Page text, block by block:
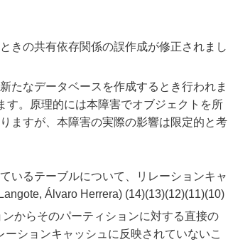
きの共有依存関係の誤作成が修正されまし
たなデータベースを作成するとき行われま
。原理的には本障害でオブジェクトを所
ますが、本障害の実際の影響は限定的と考
いるテーブルについて、リレーションキャ
Álvaro Herrera) (14)(13)(12)(11)(10)
からそのパーティションに対する直接の
ションキャッシュに反映されていないこ